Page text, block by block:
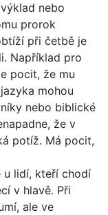
nebo
prorok
při četbě je
Například pro
pocit, že mu
mohou
nebo biblické
že v
potíž. Má pocit,
u lidí, kteří chodí
v hlavě. Při
ale ve